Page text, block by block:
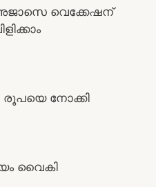
വെക്കേഷന്
നോക്കി
വൈകി